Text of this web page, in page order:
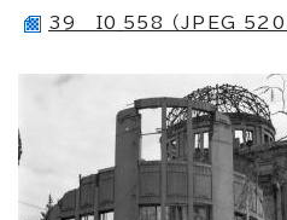
39 I0_558 （JPEG